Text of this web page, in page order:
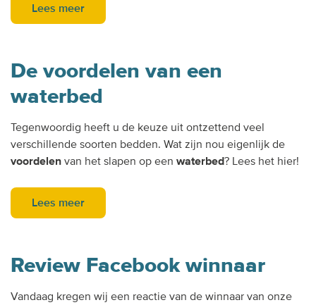
Lees meer
De voordelen van een
waterbed
Tegenwoordig heeft u de keuze uit ontzettend veel
verschillende soorten bedden. Wat zijn nou eigenlijk de
voordelen van het slapen op een waterbed? Lees het hier!
Lees meer
Review Facebook winnaar
Vandaag kregen wij een reactie van de winnaar van onze